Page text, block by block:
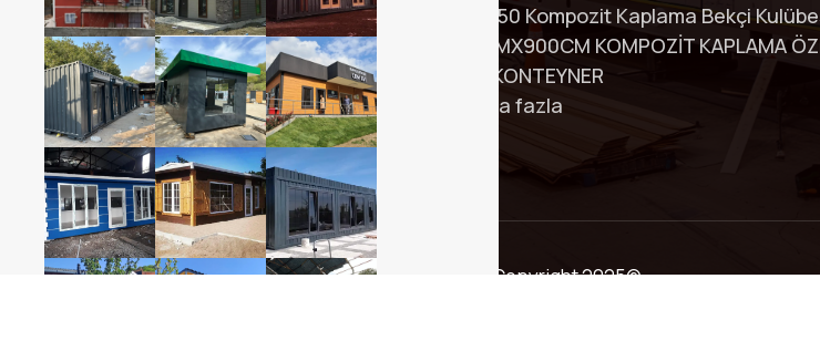
150x150 Kompozit Kaplama Bekçi
350CMX900CM KOMPOZİT KAPLAMA
OFİS KONTEYNER
+ Daha fazla
Tüm Telif Hakları Arihan Konteyner®'e aittir.Copyright 2025©